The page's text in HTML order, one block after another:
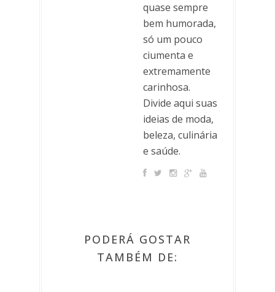
quase sempre
bem humorada,
só um pouco
ciumenta e
extremamente
carinhosa.
Divide aqui suas
ideias de moda,
beleza, culinária
e saúde.
PODERÁ GOSTAR
TAMBÉM DE: